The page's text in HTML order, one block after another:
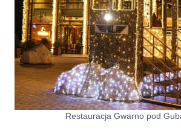
Restauracja Gwarno pod